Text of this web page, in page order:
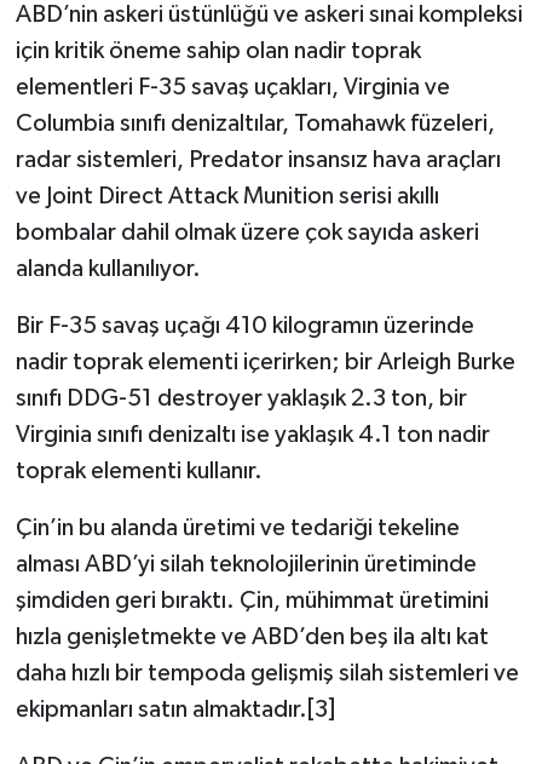
ABD’nin askeri üstünlüğü ve askeri sınai kompleksi
için kritik öneme sahip olan nadir toprak
elementleri F-35 savaş uçakları, Virginia ve
Columbia sınıfı denizaltılar, Tomahawk füzeleri,
radar sistemleri, Predator insansız hava araçları
ve Joint Direct Attack Munition serisi akıllı
bombalar dahil olmak üzere çok sayıda askeri
alanda kullanılıyor.
Bir F-35 savaş uçağı 410 kilogramın üzerinde
nadir toprak elementi içerirken; bir Arleigh Burke
sınıfı DDG-51 destroyer yaklaşık 2.3 ton, bir
Virginia sınıfı denizaltı ise yaklaşık 4.1 ton nadir
toprak elementi kullanır.
Çin’in bu alanda üretimi ve tedariği tekeline
alması ABD’yi silah teknolojilerinin üretiminde
şimdiden geri bıraktı. Çin, mühimmat üretimini
hızla genişletmekte ve ABD’den beş ila altı kat
daha hızlı bir tempoda gelişmiş silah sistemleri ve
ekipmanları satın almaktadır.[3]